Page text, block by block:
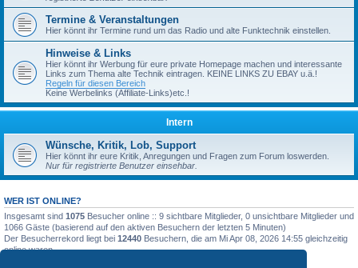
Termine & Veranstaltungen
Hier könnt ihr Termine rund um das Radio und alte Funktechnik einstellen.
Hinweise & Links
Hier könnt ihr Werbung für eure private Homepage machen und interessante
Links zum Thema alte Technik eintragen. KEINE LINKS ZU EBAY u.ä.!
Regeln für diesen Bereich
Keine Werbelinks (Affiliate-Links)etc.!
Intern
Wünsche, Kritik, Lob, Support
Hier könnt ihr eure Kritik, Anregungen und Fragen zum Forum loswerden.
Nur für registrierte Benutzer einsehbar.
WER IST ONLINE?
Insgesamt sind 1075 Besucher online :: 9 sichtbare Mitglieder, 0 unsichtbare Mitglieder und
1066 Gäste (basierend auf den aktiven Besuchern der letzten 5 Minuten)
Der Besucherrekord liegt bei 12440 Besuchern, die am Mi Apr 08, 2026 14:55 gleichzeitig
online waren.